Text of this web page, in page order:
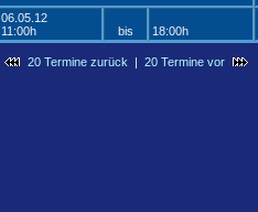
06.05.12
11:00h
bis 18:00h
20 Termine zurück | 20 Termine vor